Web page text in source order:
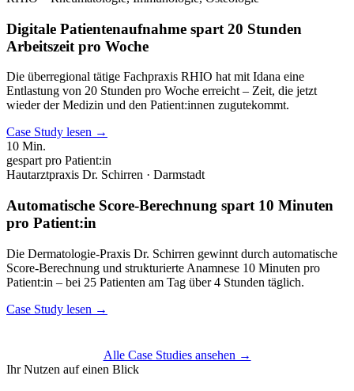
Digitale Patientenaufnahme spart 20 Stunden
Arbeitszeit pro Woche
Die überregional tätige Fachpraxis RHIO hat mit Idana eine
Entlastung von 20 Stunden pro Woche erreicht – Zeit, die jetzt
wieder der Medizin und den Patient:innen zugutekommt.
Case Study lesen →
10 Min.
gespart pro Patient:in
Hautarztpraxis Dr. Schirren · Darmstadt
Automatische Score-Berechnung spart 10 Minuten
pro Patient:in
Die Dermatologie-Praxis Dr. Schirren gewinnt durch automatische
Score-Berechnung und strukturierte Anamnese 10 Minuten pro
Patient:in – bei 25 Patienten am Tag über 4 Stunden täglich.
Case Study lesen →
Alle Case Studies ansehen →
Ihr Nutzen auf einen Blick